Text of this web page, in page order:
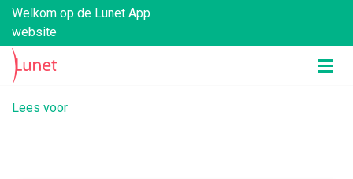
Welkom op de Lunet App
website
Lees voor